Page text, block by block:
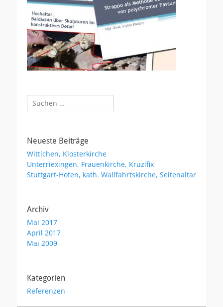
Suchen
nach:
Neueste Beiträge
Wittichen, Klosterkirche
Unterriexingen, Frauenkirche, Kruzifix
Stuttgart-Hofen, kath. Wallfahrtskirche, Seitenaltar
Archiv
Mai 2017
April 2017
Mai 2009
Kategorien
Referenzen